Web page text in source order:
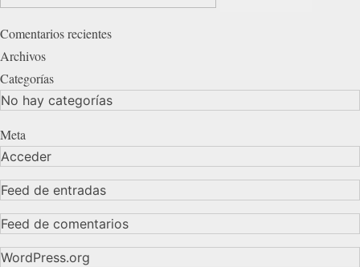
Comentarios recientes
Archivos
Categorías
No hay categorías
Meta
Acceder
Feed de entradas
Feed de comentarios
WordPress.org